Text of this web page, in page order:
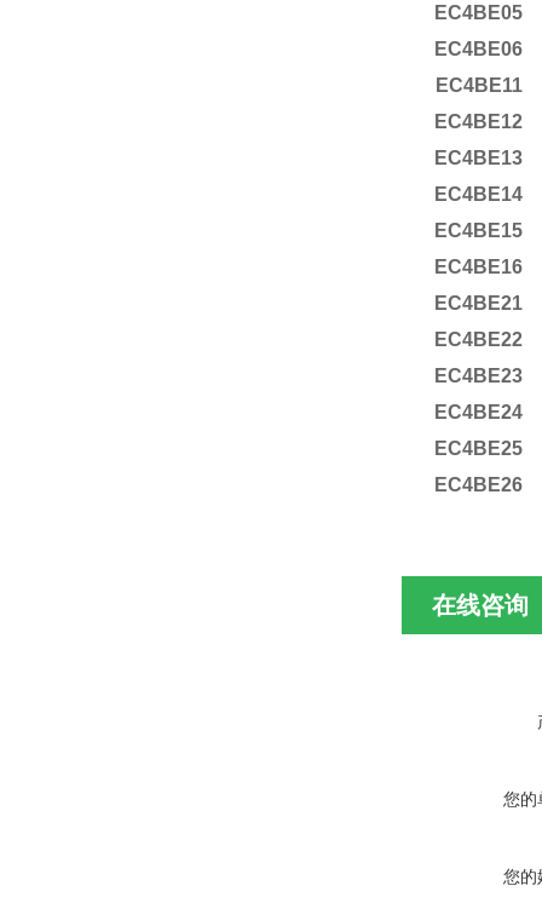
EC4BE05
EC4BE06
EC4BE11
EC4BE12
EC4BE13
EC4BE14
EC4BE15
EC4BE16
EC4BE21
EC4BE22
EC4BE23
EC4BE24
EC4BE25
EC4BE26
在线咨询
您的
您的